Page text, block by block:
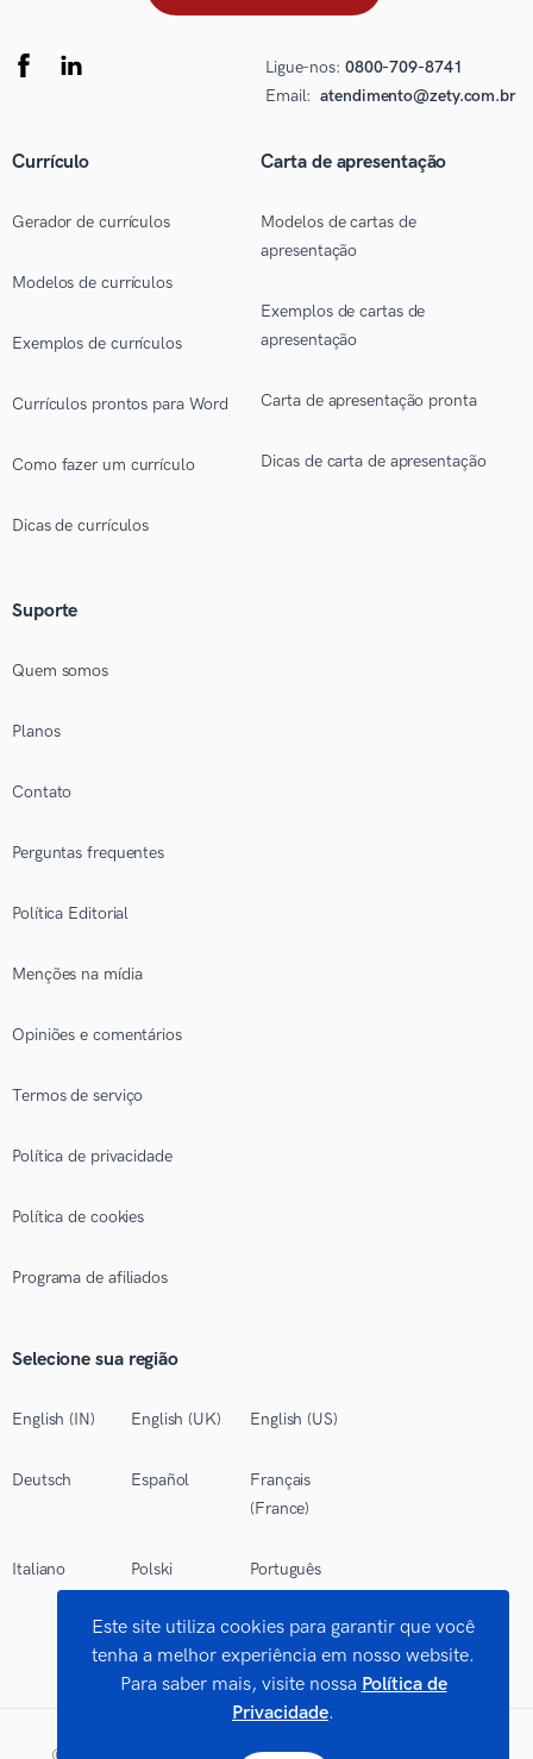
Ligue-nos: 0800-709-8741
Email: atendimento@zety.com.br
Currículo
Gerador de currículos
Modelos de currículos
Exemplos de currículos
Currículos prontos para Word
Como fazer um currículo
Dicas de currículos
Carta de apresentação
Modelos de cartas de
apresentação
Exemplos de cartas de
apresentação
Carta de apresentação pronta
Dicas de carta de apresentação
Suporte
Quem somos
Planos
Contato
Perguntas frequentes
Política Editorial
Menções na mídia
Opiniões e comentários
Termos de serviço
Política de privacidade
Política de cookies
Programa de afiliados
Selecione sua região
English (IN) English (UK) English (US)
Deutsch Español
Français
(France)
Italiano Polski
Português
Este site utiliza cookies para garantir que você
tenha a melhor experiência em nosso website.
Para saber mais, visite nossa Política de
Privacidade.